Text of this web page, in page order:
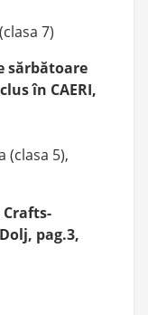
7)
sărbătoare
în CAERI,
(clasa 5),
pag.3,